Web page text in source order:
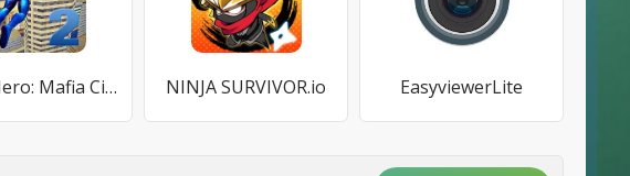
Rope Hero: Mafia City Wars NINJA SURVIVOR.io EasyviewerLite